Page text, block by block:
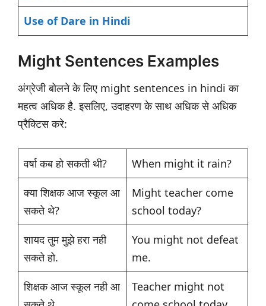
Use of Dare in Hindi
Might Sentences Examples
अंग्रेजी बोलने के लिए might sentences in hindi का
महत्व अधिक है. इसलिए, उदाहरण के साथ अधिक से अधिक
प्रैक्टिस करे:
वर्षा कब हो सकती थी? When might it rain?
क्या शिक्षक आज स्कूल आ
सकते थे?
Might teacher come
school today?
शायद तुम मुझे हरा नही
सकते हो.
You might not defeat
me.
शिक्षक आज स्कूल नही आ
Teacher might not